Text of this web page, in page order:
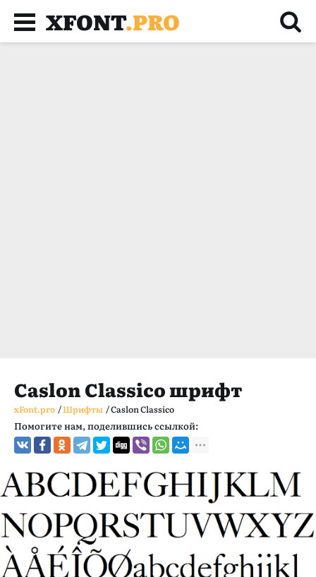
XFONT.PRO
Caslon Classico шрифт
xFont.pro /Шрифты /Caslon Classico
Помогите нам, поделившись ссылкой: